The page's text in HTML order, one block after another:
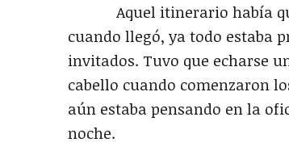
Aquel itinerario había
cuando llegó, ya todo estaba
invitados. Tuvo que echarse
cabello cuando comenzaron
aún estaba pensando en la
noche.